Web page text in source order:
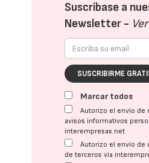
Suscríbase a
Newsletter -
SUSCRIBIRME
Marcar todos
Autorizo el envío de
avisos informativos
interempresas.net
Autorizo el envío de
de terceros vía